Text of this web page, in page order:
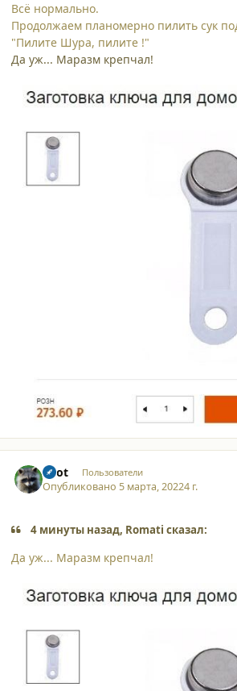
Всё нормально.
Продолжаем планомерно пилить сук
"Пилите Шура, пилите !"
Да уж... Маразм крепчал!
Enot Пользователи
Опубликовано 5 марта, 20224 г.
4 минуты назад, Romati сказал:
Да уж... Маразм крепчал!